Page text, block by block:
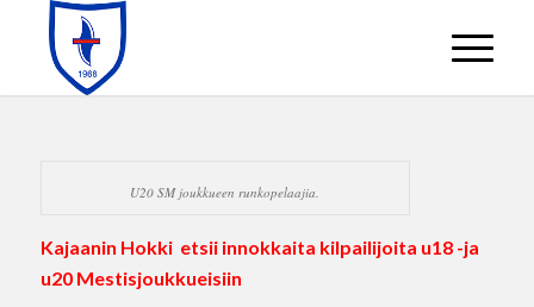
U20 SM joukkueen runkopelaajia.
Kajaanin Hokki etsii innokkaita kilpailijoita u18 -ja
u20 Mestisjoukkueisiin